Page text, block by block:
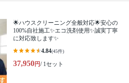
🌟ハウスクリーニング全般対応🌟安心の
100%自社施工✨エコ洗剤使用✨誠実丁寧
に対応致します✨
4.84(45件)
37,950円/ 1セット